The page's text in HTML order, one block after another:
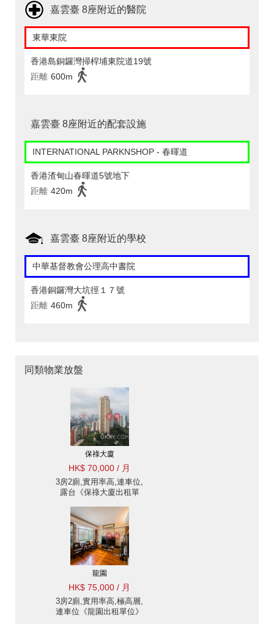
嘉雲臺 8座附近的醫院
東華東院
香港島銅鑼灣掃桿埔東院道19號
距離 600m
嘉雲臺 8座附近的配套設施
INTERNATIONAL PARKNSHOP - 春暉道
香港渣甸山春暉道5號地下
距離 420m
嘉雲臺 8座附近的學校
中華基督教會公理高中書院
香港銅鑼灣大坑徑１７號
距離 460m
同類物業放盤
保祿大廈
HK$ 70,000 / 月
3房2廁,實用率高,連車位,
露台《保祿大廈出租單
龍園
HK$ 75,000 / 月
3房2廁,實用率高,極高層,
連車位《龍園出租單位》